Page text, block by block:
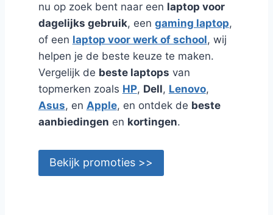
nu op zoek bent naar een laptop voor
dagelijks gebruik, een gaming laptop,
of een laptop voor werk of school, wij
helpen je de beste keuze te maken.
Vergelijk de beste laptops van
topmerken zoals HP, Dell, Lenovo,
Asus, en Apple, en ontdek de beste
aanbiedingen en kortingen.
Bekijk promoties >>